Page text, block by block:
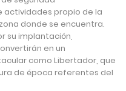
actividades propio de la
donde se encuentra.
su implantación,
en un
como Libertador, que
de época referentes del